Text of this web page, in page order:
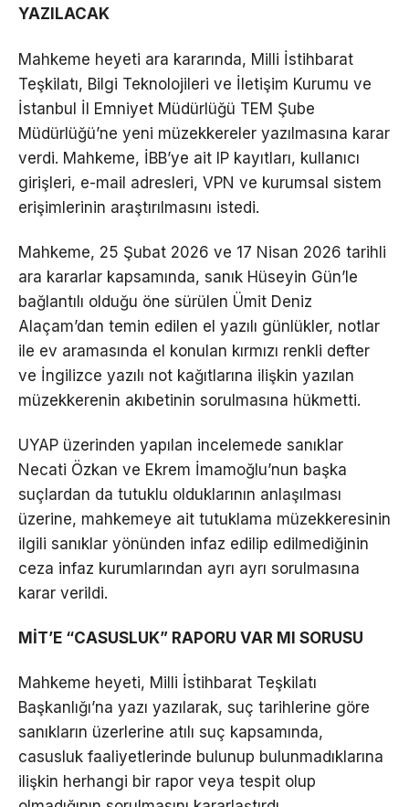
YAZILACAK
Mahkeme heyeti ara kararında, Milli İstihbarat
Teşkilatı, Bilgi Teknolojileri ve İletişim Kurumu ve
İstanbul İl Emniyet Müdürlüğü TEM Şube
Müdürlüğü’ne yeni müzekkereler yazılmasına karar
verdi. Mahkeme, İBB’ye ait IP kayıtları, kullanıcı
girişleri, e-mail adresleri, VPN ve kurumsal sistem
erişimlerinin araştırılmasını istedi.
Mahkeme, 25 Şubat 2026 ve 17 Nisan 2026 tarihli
ara kararlar kapsamında, sanık Hüseyin Gün’le
bağlantılı olduğu öne sürülen Ümit Deniz
Alaçam’dan temin edilen el yazılı günlükler, notlar
ile ev aramasında el konulan kırmızı renkli defter
ve İngilizce yazılı not kağıtlarına ilişkin yazılan
müzekkerenin akıbetinin sorulmasına hükmetti.
UYAP üzerinden yapılan incelemede sanıklar
Necati Özkan ve Ekrem İmamoğlu’nun başka
suçlardan da tutuklu olduklarının anlaşılması
üzerine, mahkemeye ait tutuklama müzekkeresinin
ilgili sanıklar yönünden infaz edilip edilmediğinin
ceza infaz kurumlarından ayrı ayrı sorulmasına
karar verildi.
MİT’E “CASUSLUK” RAPORU VAR MI SORUSU
Mahkeme heyeti, Milli İstihbarat Teşkilatı
Başkanlığı’na yazı yazılarak, suç tarihlerine göre
sanıkların üzerlerine atılı suç kapsamında,
casusluk faaliyetlerinde bulunup bulunmadıklarına
ilişkin herhangi bir rapor veya tespit olup